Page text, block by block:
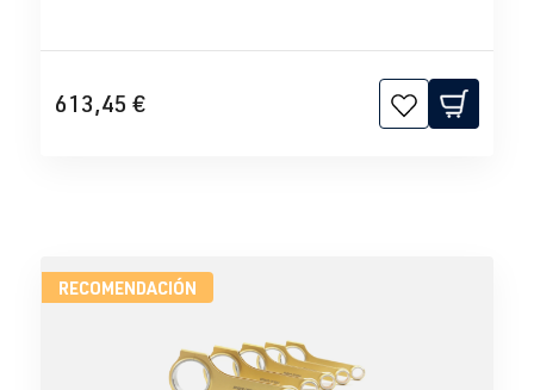
613,45 €
RECOMENDACIÓN